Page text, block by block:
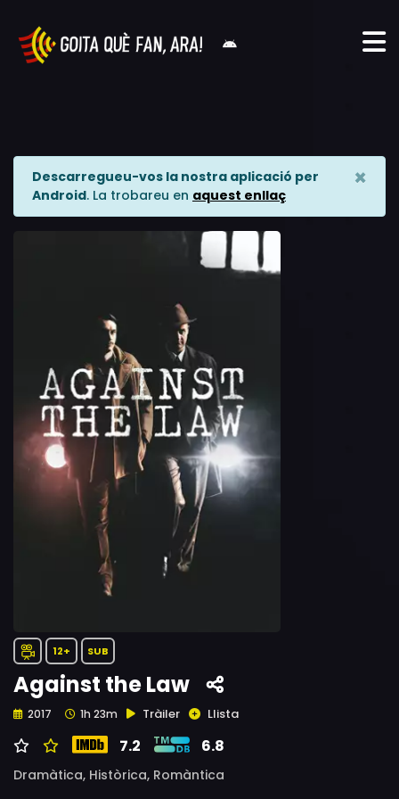
Descarregueu-vos la nostra aplicació per
Android. La trobareu en aquest enllaç
×
12+ SUB
Against the Law
2017 1h 23m Tràiler Llista
7.2 6.8
Dramàtica, Històrica, Romàntica